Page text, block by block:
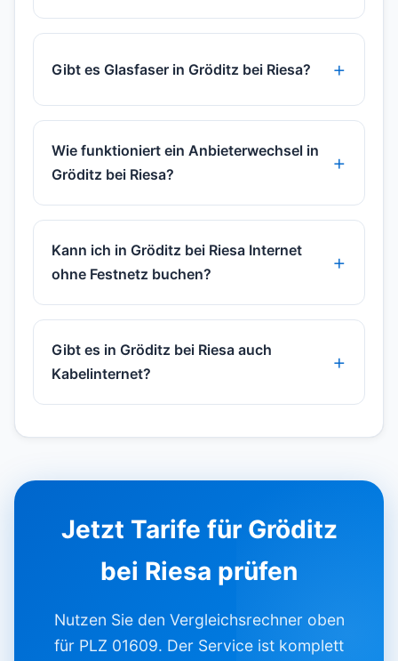
Gibt es Glasfaser in Gröditz bei Riesa?
Wie funktioniert ein Anbieterwechsel in
Gröditz bei Riesa?
Kann ich in Gröditz bei Riesa Internet
ohne Festnetz buchen?
Gibt es in Gröditz bei Riesa auch
Kabelinternet?
Jetzt Tarife für Gröditz
bei Riesa prüfen
Nutzen Sie den Vergleichsrechner oben
für PLZ 01609. Der Service ist komplett